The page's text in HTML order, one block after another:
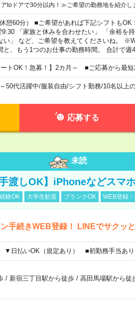
toドアで30分以内！≫ご希望の勤務地を紹介し
憩60分） ■ご希望があれば下記シフトも
「家族と休みを合わせたい」 「余裕を
い」 など、ご希望を教えてくださいね。
と、もう1つのお仕事の勤務時間。 合計で週
ートOK！急募！】2カ月～ ■ご応募から最短
50代活躍中/服装自由/シフト勤務/10名以上
応募する
未読
渡しOK】iPhoneなどスマ
験OK 大学生歓迎 ブランクOK WEB登録
手続きWEB登録！ LINEでサクッ
▼日払いOK（規定あり） ■初勤務手当あ
/ 新宿三丁目駅から徒歩/ 高田馬場駅から徒